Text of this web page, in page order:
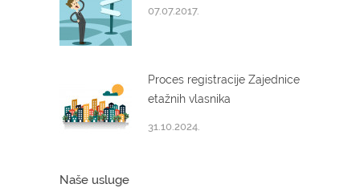
07.07.2017.
Proces registracije Zajednice
etažnih vlasnika
31.10.2024.
Naše usluge